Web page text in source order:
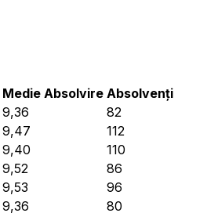
Medie Absolvire Absolvenți
9,36
82
9,47
112
9,40
110
9,52
86
9,53
96
9,36
80